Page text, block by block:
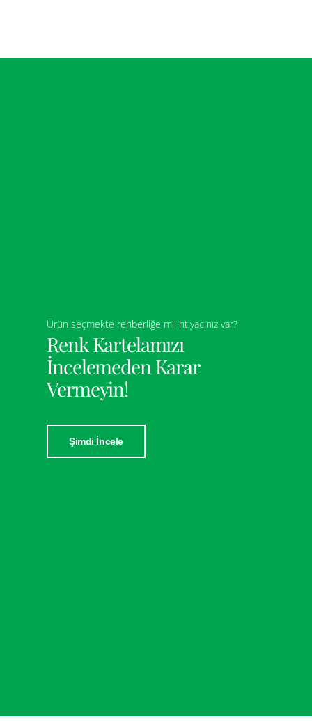
Ürün seçmekte rehberliğe mi ihtiyacınız var?
Renk Kartelamızı
İncelemeden Karar
Vermeyin!
Şimdi İncele